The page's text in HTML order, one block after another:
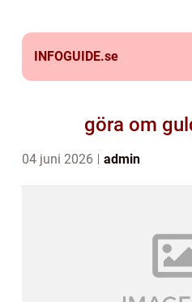
INFOGUIDE.se
göra om
04 juni 2026 admin